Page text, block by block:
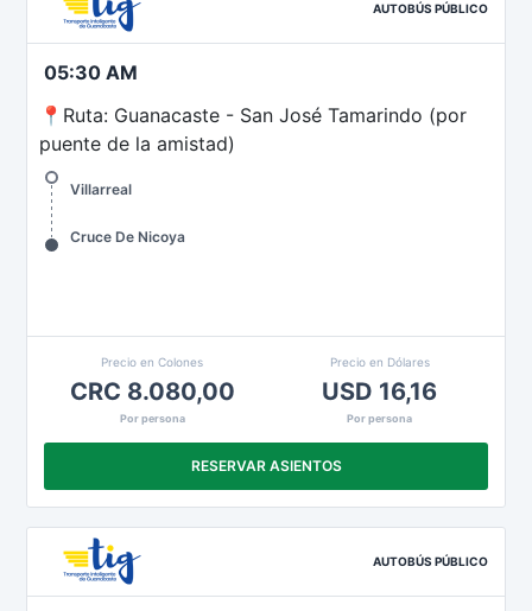
AUTOBÚS PÚBLICO
05:30 AM
📍Ruta: Guanacaste - San José Tamarindo (por
puente de la amistad)
Villarreal
Cruce De Nicoya
Precio en Colones
CRC 8.080,00
Por persona
Precio en Dólares
USD 16,16
Por persona
RESERVAR ASIENTOS
AUTOBÚS PÚBLICO